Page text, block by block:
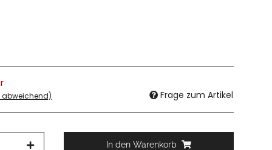
abweichend) Frage zum Artikel
In den Warenkorb